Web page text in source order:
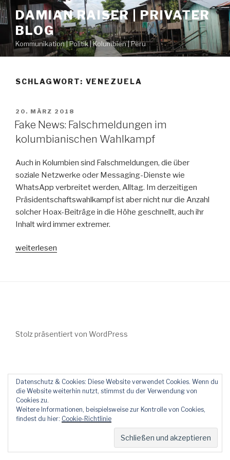
Zum
Inhalt
springen
DAMIAN RAISER | PRIVATER
BLOG
Kommunikation | Politik | Kolumbien | Peru
SCHLAGWORT: VENEZUELA
VERÖFFENTLICHT
AM
20. MÄRZ 2018
Fake News: Falschmeldungen im
kolumbianischen Wahlkampf
Auch in Kolumbien sind Falschmeldungen, die über
soziale Netzwerke oder Messaging-Dienste wie
WhatsApp verbreitet werden, Alltag. Im derzeitigen
Präsidentschaftswahlkampf ist aber nicht nur die Anzahl
solcher Hoax-Beiträge in die Höhe geschnellt, auch ihr
Inhalt wird immer extremer.
„Fake
weiterlesen
Stolz präsentiert von WordPress
Datenschutz & Cookies: Diese Website verwendet Cookies. Wenn du
die Website weiterhin nutzt, stimmst du der Verwendung von
Cookies zu.
Weitere Informationen, beispielsweise zur Kontrolle von Cookies,
findest du hier: Cookie-Richtlinie